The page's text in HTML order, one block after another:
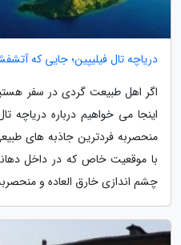
دریاچه تال فیلیپین؛ جایی که
اگر اهل طبیعت گردی در سفر
منحصربه فردترین جاذبه های
با موقعیت خاص که در داخل
چشم اندازی خارق العاده و